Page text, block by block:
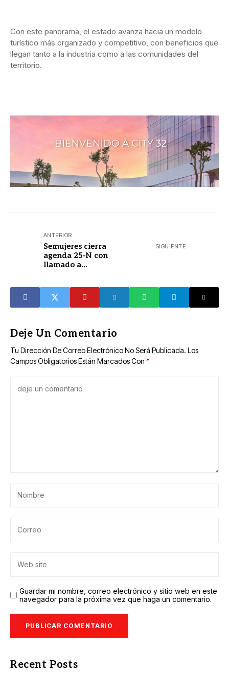
Con este panorama, el estado avanza hacia un modelo
turístico más organizado y competitivo, con beneficios que
llegan tanto a la industria como a las comunidades del
territorio.
ANTERIOR
Semujeres cierra
agenda 25-N con
llamado a
SIGUIENTE
Deje Un Comentario
Tu Dirección De Correo Electrónico No Será Publicada. Los
Campos Obligatorios Están Marcados Con *
Guardar mi nombre, correo electrónico y sitio web en este
navegador para la próxima vez que haga un comentario.
Recent Posts